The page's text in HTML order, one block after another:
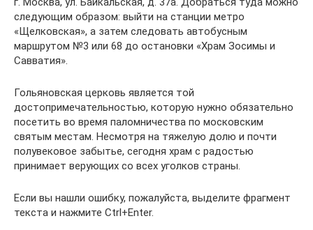
следующим образом: выйти на станции метро
«Щелковская», а затем следовать автобусным
маршрутом №3 или 68 до остановки «Храм Зосимы и
Савватия».
Гольяновская церковь является той
достопримечательностью, которую нужно обязательно
посетить во время паломничества по московским
святым местам. Несмотря на тяжелую долю и почти
полувековое забытье, сегодня храм с радостью
принимает верующих со всех уголков страны.
Если вы нашли ошибку, пожалуйста, выделите фрагмент
текста и нажмите Ctrl+Enter.